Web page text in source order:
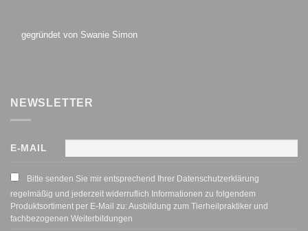
gegründet von Swanie Simon
NEWSLETTER
E-MAIL
Bitte senden Sie mir entsprechend Ihrer Datenschutzerklärung
regelmäßig und jederzeit widerruflich Informationen zu folgendem
Produktsortiment per E-Mail zu: Ausbildung zum Tierheilpraktiker und
fachbezogenen Weiterbildungen